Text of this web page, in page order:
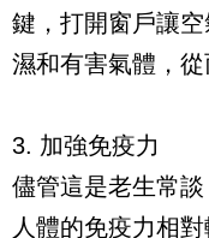
鍵，打開窗戶讓
濕和有害氣體，從
3. 加強免疫力
儘管這是老生常
人體的免疫力相